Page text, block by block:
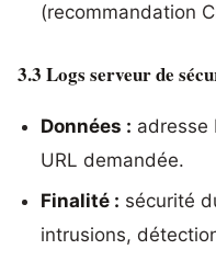
(recommandation
3.3 Logs serveur de
Données : adresse
URL demandée.
Finalité : sécurité
intrusions,